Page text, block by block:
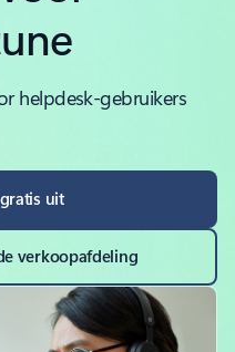
helpdesk-gebruikers
uit
verkoopafdeling